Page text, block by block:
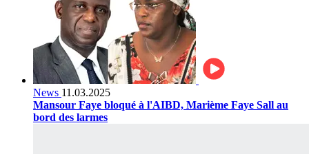
News 11.03.2025
Mansour Faye bloqué à l'AIBD, Marième Faye Sall au
bord des larmes